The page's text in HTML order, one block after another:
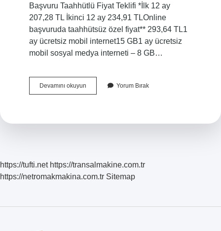
Başvuru Taahhütlü Fiyat Teklifi *İlk 12 ay
207,28 TL İkinci 12 ay 234,91 TLOnline
başvuruda taahhütsüz özel fiyat** 293,64 TL1
ay ücretsiz mobil internet15 GB1 ay ücretsiz
mobil sosyal medya interneti – 8 GB…
Devamını okuyunTürk
Telekom
Yorum Bırak
https://tufti.net https://transalmakine.com.tr
https://netromakmakina.com.tr Sitemap